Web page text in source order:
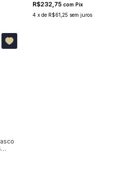
R$232,75 com Pix
4 x de R$61,25 sem juros